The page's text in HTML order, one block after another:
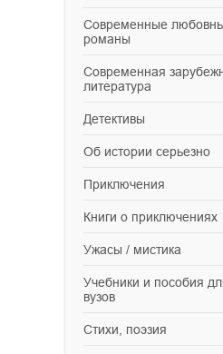
современные любовные
романы
современная зарубежная
литература
детективы
об истории серьезно
приключения
книги о приключениях
ужасы / мистика
учебники и пособия для
вузов
cтихи, поэзия